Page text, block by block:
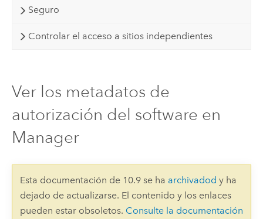
Seguro
Controlar el acceso a sitios independientes
Ver los metadatos de
autorización del software en
Manager
Esta documentación de 10.9 se ha archivadod y ha
dejado de actualizarse. El contenido y los enlaces
pueden estar obsoletos. Consulte la documentación